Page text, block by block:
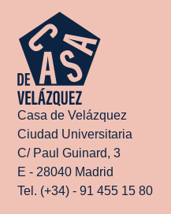
Casa de Velázquez
Ciudad Universitaria
C/ Paul Guinard, 3
E - 28040 Madrid
Tel. (+34) - 91 455 15 80